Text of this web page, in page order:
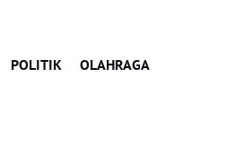
POLITIK OLAHRAGA